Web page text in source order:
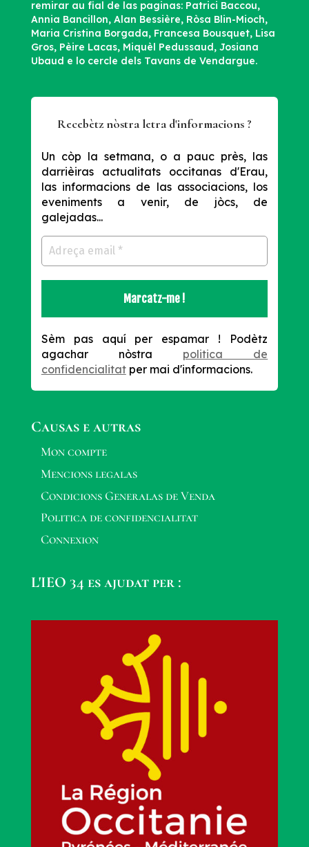
remirar au fial de las paginas: Patrici Baccou,
Annia Bancillon, Alan Bessière, Ròsa Blin-Mioch,
Maria Cristina Borgada, Francesa Bousquet, Lisa
Gros, Pèire Lacas, Miquèl Pedussaud, Josiana
Ubaud e lo cercle dels Tavans de Vendargue.
Recebètz nòstra letra d'informacions ?
Un còp la setmana, o a pauc près, las
darrièiras actualitats occitanas d'Erau,
las informacions de las associacions, los
eveniments a venir, de jòcs, de
galejadas...
Sèm pas aquí per espamar !
Podètz
agachar nòstra politica de
confidencialitatper mai d'informacions.
Causas e autras
Mon compte
Mencions legalas
Condicions Generalas de Venda
Politica de confidencialitat
Connexion
L'IEO 34 es ajudat per :